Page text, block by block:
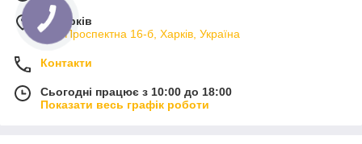
м. Харків
вул. Проспектна 16-б, Харків, Україна
Контакти
Сьогодні працює з 10:00 до 18:00
Показати весь графік роботи